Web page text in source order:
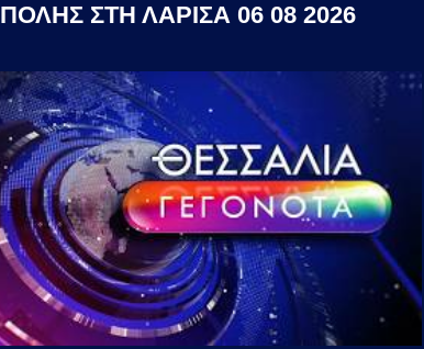
ΠΟΛΗΣ ΣΤΗ ΛΑΡΙΣΑ 06 08 2026